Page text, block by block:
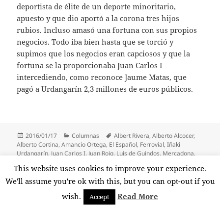
deportista de élite de un deporte minoritario,
apuesto y que dio aportó a la corona tres hijos
rubios. Incluso amasó una fortuna con sus propios
negocios. Todo iba bien hasta que se torció y
supimos que los negocios eran capciosos y que la
fortuna se la proporcionaba Juan Carlos I
intercediendo, como reconoce Jaume Matas, que
pagó a Urdangarín 2,3 millones de euros públicos.
Publicado
el
2016/01/17 Categorías
Columnas Etiquetas
Albert Rivera,Alberto Alcocer,
Alberto Cortina,Amancio Ortega, El Español, Ferrovial,Iñaki
Urdangarín, Juan Carlos I, Juan Roig, Luis de Guindos, Mercadona,
Rafael del Pino, Rodrigo Rato,Sueldos Públicos, Vozpópuli
Funciona gracias a WordPress
This website uses cookies to improve your experience.
We'll assume you're ok with this, but you can opt-out if you
wish.
Accept Read More